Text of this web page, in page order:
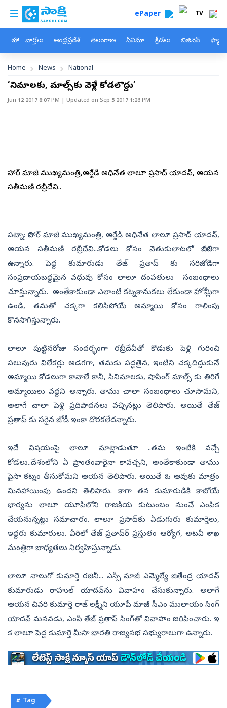
Skip to main content
custom menu ePaper TV
హోం వార్తలు ఆంధ్రప్రదేశ్ తెలంగాణ సినిమా క్రీడలు బిజినెస్
Breadcrumb
Home News National
‘సినిమాలకు, మాల్స్‌కు వెళ్లే కోడలొద్దు’
Jun 12 2017 8:07 PM | Updated on Sep 5 2017 1:26 PM
బిహార్ మాజీ ముఖ్యమంత్రి,ఆర్జేడీ అధినేత లాలూ ప్రసాద్ యాదవ్, ఆయన
సతీమణి రబ్రీదేవి..
పట్నా: బిహార్ మాజీ ముఖ్యమంత్రి, ఆర్జేడీ అధినేత లాలూ ప్రసాద్ యాదవ్,
ఆయన సతీమణి రబ్రీదేవి...కోడలు కోసం వెతుకులాటలో బిజీబిజీగా
ఉన్నారు. పెద్ద కుమారుడు తేజ్ ప్రతాప్ కు సరిజోడిగా
సంప్రదాయబద్ధమైన వధువు కోసం లాలూ దంపతులు సంబంధాలు
చూస్తున్నారు. అంతేకాకుండా ఎలాంటి కట్నకానుకలు లేకుండా హోమ్లీగా
ఉండి, తమతో చక్కగా కలిసిపోయే అమ్మాయి కోసం గాలింపు
కొనసాగిస్తున్నారు.
లాలూ పుట్టినరోజు సందర్భంగా రబ్రీదేవీతో కొడుకు పెళ్లి గురించి
పలువురు విలేకర్లు అడగగా, తమకు పద్ధతైన, ఇంటిని చక్కదిద్దుకునే
అమ్మాయి కోడలుగా కావాలే కానీ, సినిమాలకు, షాపింగ్ మాల్స్ కు తిరిగే
అమ్మాయిలు వద్దని అన్నారు. తాము చాలా సంబంధాలు చూసామని,
అలాగే చాలా పెళ్లి ప్రదిపాదనలు వచ్చినట్లు తెలిపారు. అయితే తేజ్
ప్రతాప్ కు సరైన జోడీ ఇంకా దొరకలేదన్నారు.
ఇదే విషయంపై లాలూ మాట్లాడుతూ ..తమ ఇంటికి వచ్చే
కోడలు..దేశంలోని ఏ ప్రాంతంవారైనా కావచ్చని, అంతేకాకుండా తాము
పైసా కట్నం తీసుకోమని ఆయన తెలిపారు. అయితే ఓ ఆవుకు మాత్రం
మినహాయింపు ఉందని తెలిపారు. కాగా తన కుమారుడికి కాబోయే
భార్యను లాలూ యూపీలోని రాజకీయ కుటుంబం నుంచే ఎంపిక
చేయనున్నట్లు సమాచారం. లాలూ ప్రసాద్‌కు ఏడుగురు కుమార్తెలు,
ఇద్దరు కుమారులు. వీరిలో తేజ్‌ ప్రతాప్‌ర్‌ ప్రస్తుతం ఆర్యోగ, అటవీ శాఖ
మంత్రిగా బాధ్యతలు నిర్వహిస్తున్నాడు.
లాలూ నాలుగో కుమార్తె రజినీ... ఎస్పీ మాజీ ఎమ్మెల్యే జితేంద్ర యాదవ్‌
కుమారుడు రాహుల్‌ యాదవ్‌ను వివాహం చేసుకున్నారు. అలాగే
ఆయన చివరి కుమార్తె రాజ్‌ లక్ష్మీని యూపీ మాజీ సీఎం ములాయం సింగ్‌
యాదవ్‌ మనవడు, ఎంపీ తేజ్‌ ప్రతాప్‌ సింగ్‌తో వివాహం జరిపించారు. ఇ​
క లాలూ పెద్ద కుమార్తె మీసా భారతి రాజ్యసభ సభ్యురాలుగా ఉన్నారు.
# Tag